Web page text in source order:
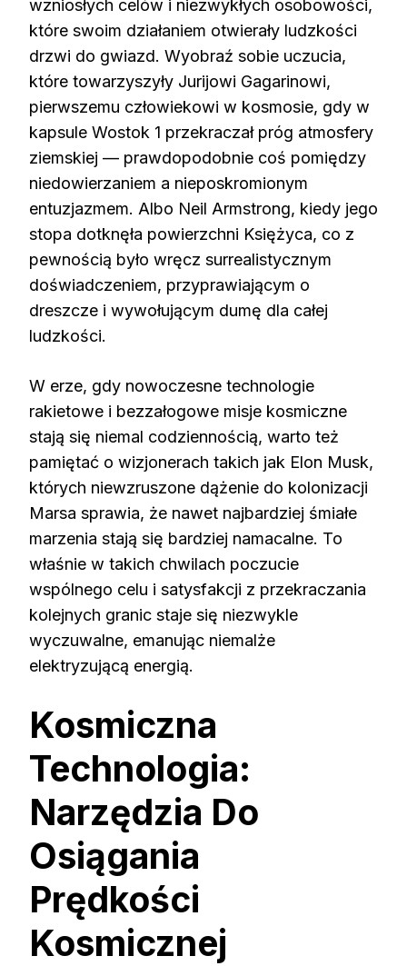
wzniosłych celów i niezwykłych osobowości,
które swoim działaniem otwierały ludzkości
drzwi do gwiazd. Wyobraź sobie uczucia,
które towarzyszyły Jurijowi Gagarinowi,
pierwszemu człowiekowi w kosmosie, gdy w
kapsule Wostok 1 przekraczał próg atmosfery
ziemskiej — prawdopodobnie coś pomiędzy
niedowierzaniem a nieposkromionym
entuzjazmem. Albo Neil Armstrong, kiedy jego
stopa dotknęła powierzchni Księżyca, co z
pewnością było wręcz surrealistycznym
doświadczeniem, przyprawiającym o
dreszcze i wywołującym dumę dla całej
ludzkości.
W erze, gdy nowoczesne technologie
rakietowe i bezzałogowe misje kosmiczne
stają się niemal codziennością, warto też
pamiętać o wizjonerach takich jak Elon Musk,
których niewzruszone dążenie do kolonizacji
Marsa sprawia, że nawet najbardziej śmiałe
marzenia stają się bardziej namacalne. To
właśnie w takich chwilach poczucie
wspólnego celu i satysfakcji z przekraczania
kolejnych granic staje się niezwykle
wyczuwalne, emanując niemalże
elektryzującą energią.
Kosmiczna
Technologia:
Narzędzia Do
Osiągania
Prędkości
Kosmicznej